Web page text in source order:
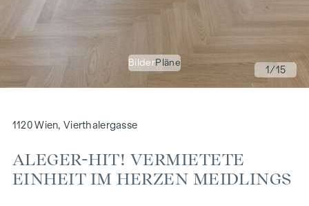
BilderPläne
1/15
1120 Wien, Vierthalergasse
ALEGER-HIT! VERMIETETE
EINHEIT IM HERZEN MEIDLINGS